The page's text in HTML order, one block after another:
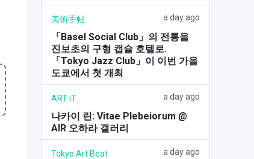
美術手帖 a day ago
「Basel Social Club」의 전통을
진보초의 구형 캡슐 호텔로.
「Tokyo Jazz Club」이 이번 가을
도쿄에서 첫 개최
ART iT a day ago
나카이 린: Vitae Plebeiorum @
AIR 오하라 갤러리
Tokyo Art Beat a day ago